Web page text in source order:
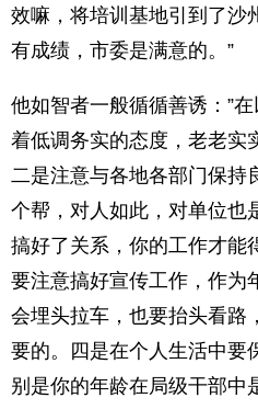
效嘛，将培训基地引到了沙
有成绩，市委是满意的。”
他如智者一般循循善诱：”
着低调务实的态度，老老实
二是注意与各地各部门保持
个帮，对人如此，对单位也
搞好了关系，你的工作才能
要注意搞好宣传工作，作为
会埋头拉车，也要抬头看路
要的。四是在个人生活中要
别是你的年龄在局级干部中